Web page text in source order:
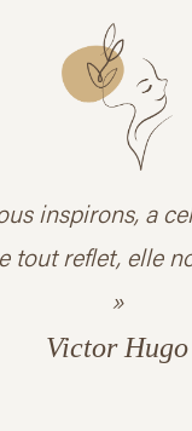
inspirons, a
tout reflet, elle
»
Victor Hugo